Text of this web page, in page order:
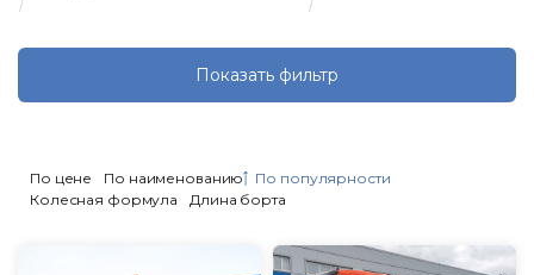
Показать фильтр
По цене По наименованию
По популярности
Колесная формула
Длина борта